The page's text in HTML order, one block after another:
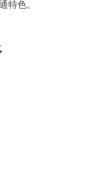
特色。